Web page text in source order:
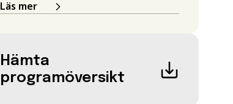
Läs mer
Hämta
programöversikt